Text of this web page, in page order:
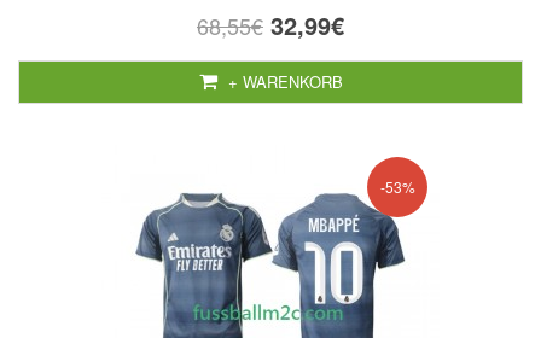
68,55€ 32,99€
+ WARENKORB
-53%